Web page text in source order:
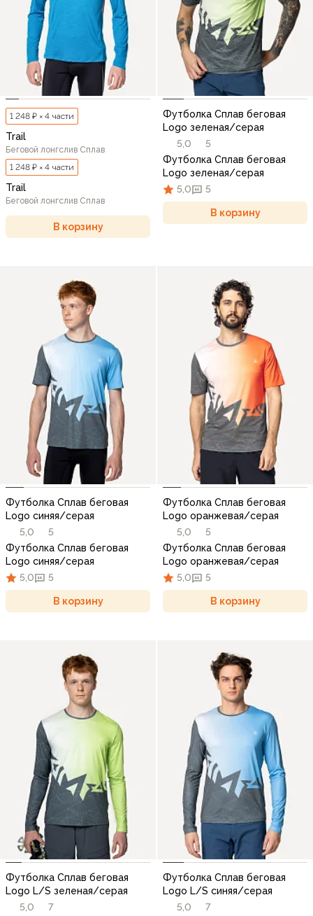
1 248 ₽ × 4 части
Trail
Беговой лонгслив Сплав
1 248 ₽ × 4 части
Trail
Беговой лонгслив Сплав
В корзину
Футболка Сплав беговая
Logo зеленая/серая
5,0
5
Футболка Сплав беговая
Logo зеленая/серая
5,0
5
В корзину
Футболка Сплав беговая
Logo синяя/серая
5,0
5
Футболка Сплав беговая
Logo синяя/серая
5,0
5
В корзину
Футболка Сплав беговая
Logo оранжевая/серая
5,0
5
Футболка Сплав беговая
Logo оранжевая/серая
5,0
5
В корзину
Футболка Сплав беговая
Logo L/S зеленая/серая
5,0
7
Футболка Сплав беговая
Logo L/S синяя/серая
5,0
7